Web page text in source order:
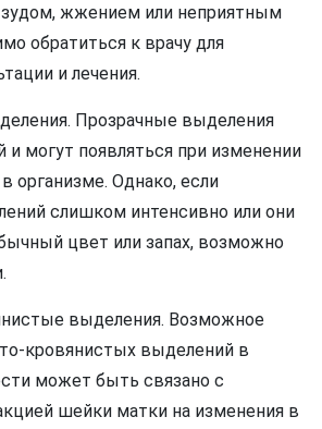
жжением или неприятным
обратиться к врачу для
и лечения.
Прозрачные выделения
и могут появляться при изменении
организме. Однако, если
слишком интенсивно или они
цвет или запах, возможно
выделения. Возможное
кровянистых выделений в
может быть связано с
шейки матки на изменения в